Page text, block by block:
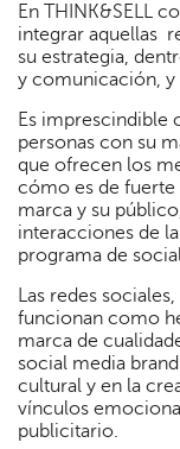
En THINK&SELL
integrar aquellas
su estrategia,
y comunicación, y
Es imprescindible
personas con su
que ofrecen los
cómo es de
marca y su
interacciones de
programa de
Las redes
funcionan como
marca de
social media
cultural y en la
vínculos
publicitario.